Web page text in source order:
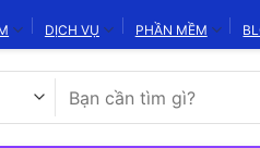
DỊCH VỤ PHẦN MỀM
kiếm: